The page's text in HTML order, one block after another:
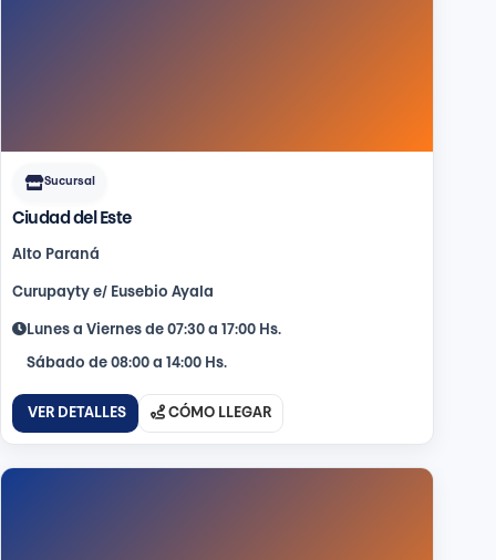
Sucursal
Ciudad del Este
Alto Paraná
Curupayty e/ Eusebio Ayala
Lunes a Viernes de 07:30 a 17:00 Hs.
Sábado de 08:00 a 14:00 Hs.
VER DETALLES CÓMO LLEGAR